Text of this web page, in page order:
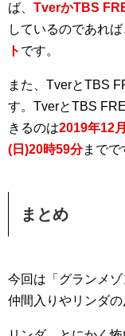
ば、 TverかTBS
しているのであれば
ト です。
また、TverとTBS
す。TverとTBS
きるのは2019年12
(日)20時59分までで
まとめ
今回は「グランメ
仲間入りやリンダの